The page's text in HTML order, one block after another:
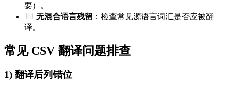
要）。
无混合语言残留 ：检查常见源语言词汇是否应被翻
译。
常见 CSV 翻译问题排查
1) 翻译后列错位